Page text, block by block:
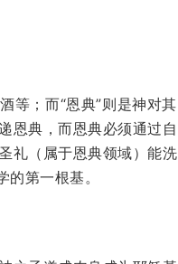
等；而“恩典”则是神对其
恩典，而恩典必须通过自
礼（属于恩典领域）能洗
第一根基。